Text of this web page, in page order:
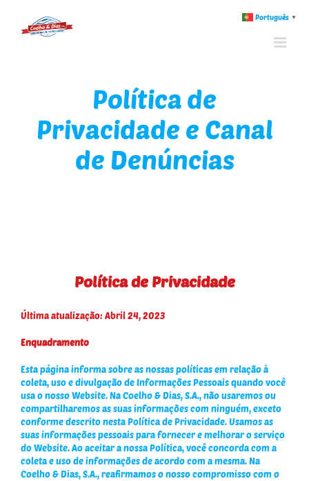
Política de
Privacidade e Canal
de Denúncias
Política de Privacidade
Última atualização: Abril 24, 2023
Enquadramento
Esta página informa sobre as nossas políticas em relação à
coleta, uso e divulgação de Informações Pessoais quando você
usa o nosso Website. Na Coelho & Dias, S.A., não usaremos ou
compartilharemos as suas informações com ninguém, exceto
conforme descrito nesta Política de Privacidade. Usamos as
suas informações pessoais para fornecer e melhorar o serviço
do Website. Ao aceitar a nossa Política, você concorda com a
coleta e uso de informações de acordo com a mesma. Na
Coelho & Dias, S.A., reafirmamos o nosso compromisso com o
Português ▼